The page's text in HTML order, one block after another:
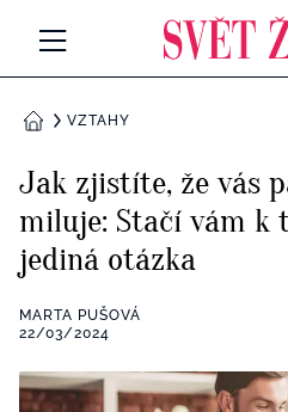
Všechny kategorie
Rozhovory
RETROHUBKY
Všechny kategorie
Seberozvoj
Všechny kategorie
DOMŮVZTAHY
Jak zjistíte, že vás
miluje: Stačí vám k
jediná otázka
MARTA PUŠOVÁ
22/03/2024